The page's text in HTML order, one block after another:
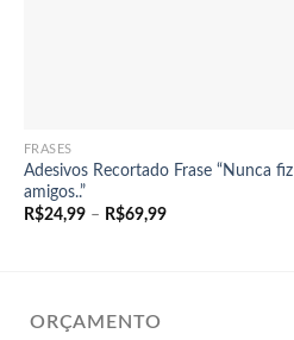
FRASES
Adesivos Recortado Frase “Nunca fiz
amigos..”
R$24,99 – R$69,99Faixa
ORÇAMENTO